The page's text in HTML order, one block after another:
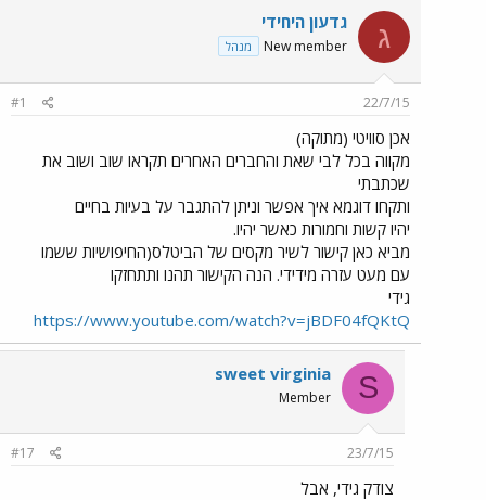
ג גדעון היחידי
New member מנהל
22/7/15
#1
אכן סוויטי (מתוקה)
מקווה בכל לבי שאת והחברים האחרים תקראו שוב ושוב את
שכתבתי
ותקחו דוגמא איך אפשר וניתן להתגבר על בעיות בחיים
יהיו קשות וחמורות כאשר יהיו.
מביא כאן קישור לשיר מקסים של הביטלס(החיפושיות ששמו
עם מעט עזרה מידידי. הנה הקישור תהנו ותתחזקו
גידי
https://www.youtube.com/watch?v=jBDF04fQKtQ
S
sweet virginia
Member
23/7/15
#17
צודק גידי, אבל